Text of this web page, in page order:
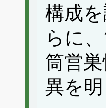
構成
らに
筒営
異を